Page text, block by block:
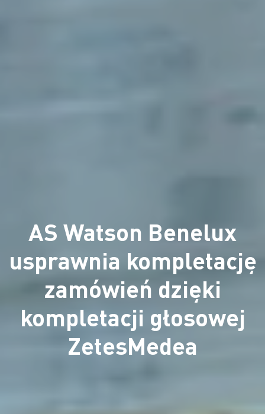
AS Watson Benelux
usprawnia kompletację
zamówień dzięki
kompletacji głosowej
ZetesMedea